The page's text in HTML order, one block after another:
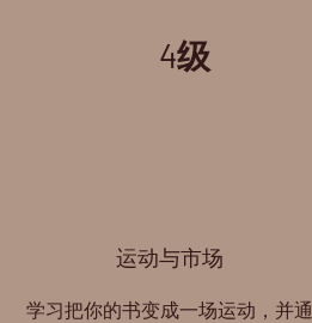
4级
运动与市场
学习把你的书变成一场运动，并通